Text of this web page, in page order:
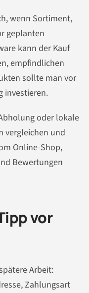
wenn Sortiment,
geplanten
kann der Kauf
empfindlichen
sollte man vor
investieren.
oder lokale
vergleichen und
Online-Shop,
Bewertungen
vor
Arbeit:
Zahlungsart